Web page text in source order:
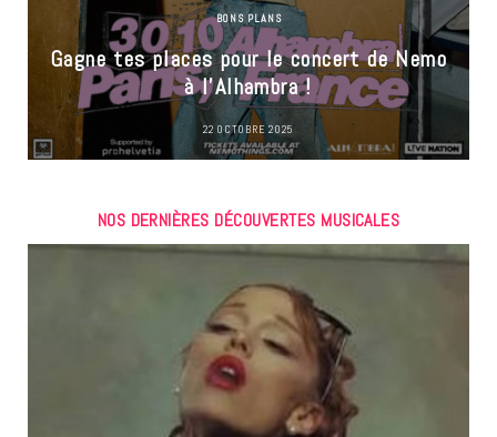
BONS PLANS
Gagne tes places pour le concert de Nemo
à l’Alhambra !
22 OCTOBRE 2025
NOS DERNIÈRES DÉCOUVERTES MUSICALES